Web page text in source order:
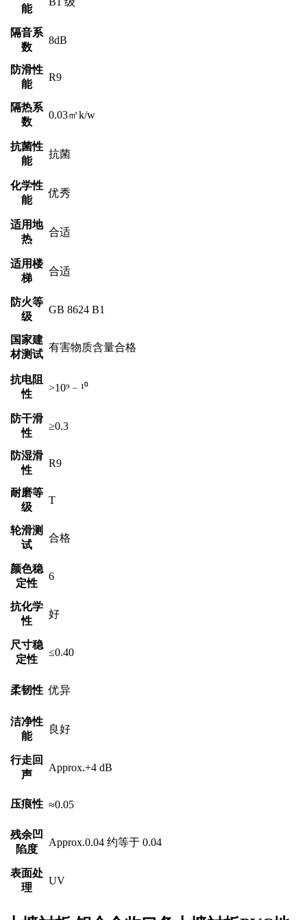
能
隔音系
数
8dB
防滑性
能
R9
隔热系
数
0.03㎡k/w
抗菌性
能
抗菌
化学性
能
优秀
适用地
热
合适
适用楼
梯
合适
防火等
级
GB 8624 B1
国家建
材测试
有害物质含量合格
抗电阻
性
>10⁹﹣¹⁰
防干滑
性
≥0.3
防湿滑
性
R9
耐磨等
级
T
轮滑测
试
合格
颜色稳
定性
6
抗化学
性
好
尺寸稳
定性
≤0.40
柔韧性 优异
洁净性
能
良好
行走回
声
Approx.+4 dB
压痕性 ≈0.05
残余凹
陷度
Approx.0.04 约等于 0.04
表面处
理
UV